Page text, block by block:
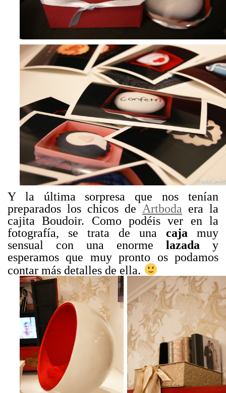
Y la última sorpresa que nos tenían
preparados los chicos de Artboda era la
cajita Boudoir. Como podéis ver en la
fotografía, se trata de una caja muy
sensual con una enorme lazada y
esperamos que muy pronto os podamos
contar más detalles de ella.